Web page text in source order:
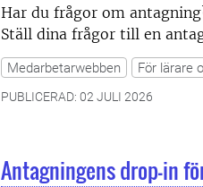
Har du frågor om
Ställ dina frågor till en
Medarbetarwebben För lärare
PUBLICERAD: 02 JULI 2026
Antagningens drop-in